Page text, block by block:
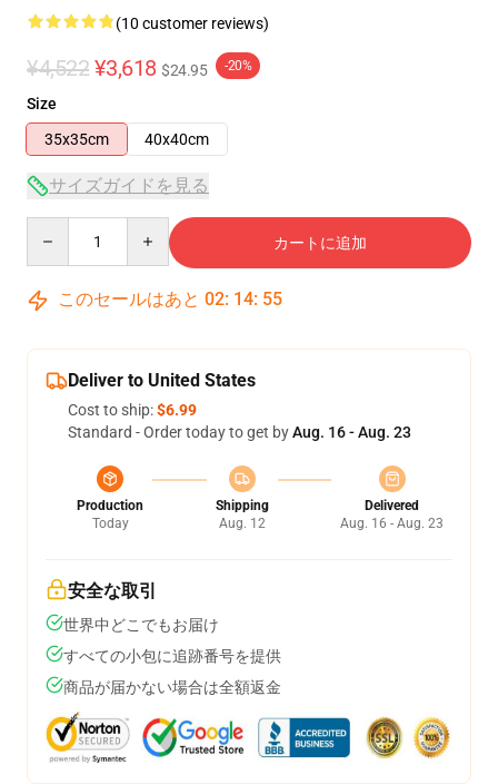
(10 customer reviews)
¥4,522 ¥3,618 $24.95 -20%
Size
35x35cm
40x40cm
サイズガイドを見る
カートに追加
このセールはあと 02: 14: 54
Deliver to United States
Cost to ship:$6.99
Standard - Order today to get byAug. 16 - Aug. 23
Production
Today
Shipping
Aug. 12
Delivered
Aug. 16 - Aug. 23
安全な取引
世界中どこでもお届け
すべての小包に追跡番号を提供
商品が届かない場合は全額返金